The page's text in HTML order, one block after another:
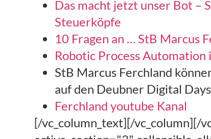
Das macht jetzt unser Bot –
Steuerköpfe
10 Fragen an … StB Marcus
Robotic Process Automation
StB Marcus Ferchland
auf den Deubner Digital
Ferchland youtube Kanal
[/vc_column_text][/vc_column][/vc_row][vc_row][vc_column][vc_column_text][/vc_column_text][vc_tta_accordion active_section="3" collapsible_all="true"][vc_tta_section title="Transkript" tab_id="1544803036394-43ae1646-7a60"][vc_column_text][/vc_column_text][vc_column_text][00:00:00] Musik [00:00:38] Marcus Ferchland: Wir haben habe ich angestellt ich habe ich habe zu Beginn des Jahres 18 einfach irgendwie Probleme gehabt Mitarbeiter zu finden Verwaltung aufrechten innig aufrechtzuerhalten aber zu forcieren. [00:00:52] Marcus Ferchland: Und ich habe mich dann um wieder Verwaltungskräfte zu finden habe ich mich des eines Roboters bedient. [00:00:59] Marcus Ferchland: Aber keines sogenannten human-robot was mir auch letztens. [00:01:04] Marcus Ferchland: Nahegelegt wurde auch bei uns jetzt die Steuererklärung nachher drauf zukommen über Roboter durch die Gegend getragen werden es ist dann am Ende eine Software und wir haben eben. [00:01:15] Marcus Ferchland: Menschliche Prozesse die wiederkehrend sind über neue Softwarelösung abgebildet und die uns jetzt deutlich entlastet. [00:01:26] Marcus Ferchland: Stofftruhe in der Kanzlei und Zufriedenheit erstmal und was der ein oder andere vielleicht nicht für möglich hält die Leute sind glücklicher weil wir diese stetig wiederkehrenden. [00:01:40] Marcus Ferchland: Mausklicks wie ich versagt jetzt mal vereinfacht Datei drucken ok abnimmt. [00:02:05] Marcus Ferchland: Genau wir haben praktisch die softwarebasierte auf dem auf der Technologie des sogenannten screenscraping also die. [00:02:15] Marcus Ferchland: Wir haben der Software [00:02:16] Marcus Ferchland: oder dem dem Computer beigebracht dass alle Klicks die wir machen die wir bei DATEV ist es aber jetzt Datev als ERP-System haben wir machen Kanzlei Rechnungswesen auf und dann sagen wir das [00:02:29] Marcus Ferchland: dann Auswahl Auswertung drucken. [00:02:33] Marcus Ferchland: Dann elektronisch zum Finanzamt schicken ja nein ins DMS-System all diese Vorgänge die so eigentlich wiederkehrend und die intellektuelle kein Herausforderung darstellen die haben wir. [00:02:45] Marcus Ferchland: Dort ein programmieren lassen und die laufen jetzt zu ab und entlasten uns. [00:03:05] Marcus Ferchland: Genau viele vergleichen es mit denen Excel-Makros die ist ja gibt in Microsoft kann man im weitesten Sinne so vergleichen wiederkehrende Dinge die dort einprogrammiert sind die am eben diese ganzen Dinge abnehmen. [00:03:19] Marcus Ferchland: Weitesten Sinne. [00:03:28] Marcus Ferchland: Also wir. [00:03:29] Marcus Ferchland: Wenn er immer wieder dazu gefragt es gibt jetzt verschiedene Herangehensweisen mit also wir haben in der Summe durch die Datev Beschleunigung die bei Hintern vorgenommen haben also wo wir Prozesse in hat der Datev noch mal automatisiert haben [00:03:43] Marcus Ferchland: plus diesen Roboterarm bei 1,5 Arbeitskräfte gespart